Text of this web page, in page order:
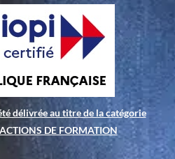
délivrée au titre de la catégorie
DE FORMATION